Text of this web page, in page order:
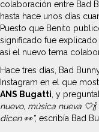
colaboración entre Bad
hasta hace unos días
Puesto que Benito
significado fue
así el nuevo tema
Hace tres días, Bad
Instagram en el que
ANS Bugatti, y
nuevo, música nueva
dicen 👀”, escribía Bad